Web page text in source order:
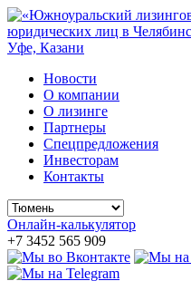
Новости
О компании
О лизинге
Партнеры
Спецпредложения
Инвесторам
Контакты
Онлайн-калькулятор
+7 3452 565 909